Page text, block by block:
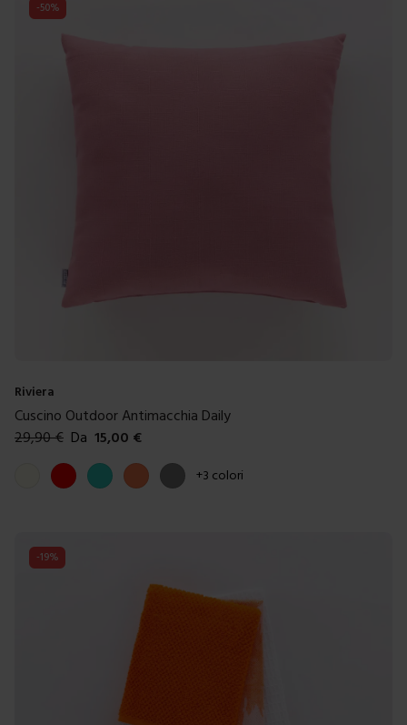
-50%
Riviera
Cuscino Outdoor Antimacchia Daily
29,90€ Da 15,00 €
Colori disponibili
AvorioRosso TurcheseCoralloGrigio +3 colori
-19%